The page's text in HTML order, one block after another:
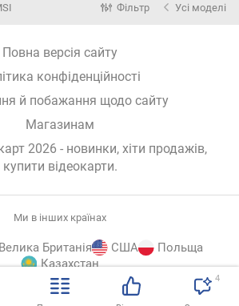
4
Фільтр Усі моделі
Повна версія сайту
конфіденційності
й побажання щодо сайту
Магазинам
2026 - новинки, хіти продажів,
купити відеокарти.
Ми в інших країнах
Велика Британія США
Польща
Казахстан